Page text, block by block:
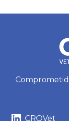
CROVet